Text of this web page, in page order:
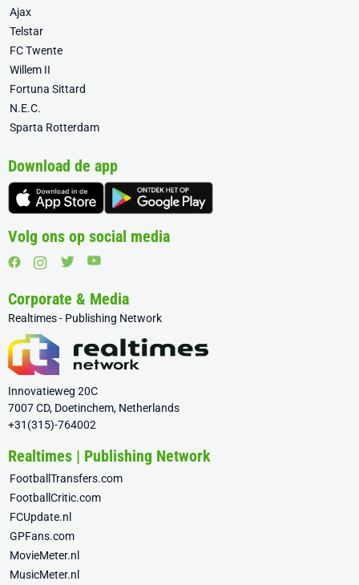
Ajax
Telstar
FC Twente
Willem II
Fortuna Sittard
N.E.C.
Sparta Rotterdam
Download de app
Volg ons op social media
Corporate & Media
Realtimes - Publishing Network
Innovatieweg 20C
7007 CD, Doetinchem, Netherlands
+31(315)-764002
Realtimes | Publishing Network
FootballTransfers.com
FootballCritic.com
FCUpdate.nl
GPFans.com
MovieMeter.nl
MusicMeter.nl